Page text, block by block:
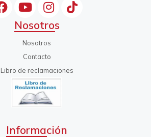
Nosotros
Nosotros
Contacto
Libro de reclamaciones
Información